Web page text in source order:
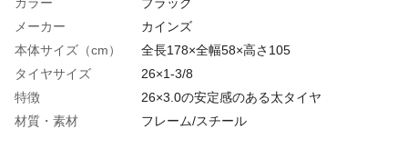
メーカー
カインズ
本体サイズ（cm）
全長178×全幅58×高さ105
タイヤサイズ
26×1-3/8
特徴
26×3.0の安定感のある太タイヤ
材質・素材
フレーム/スチール